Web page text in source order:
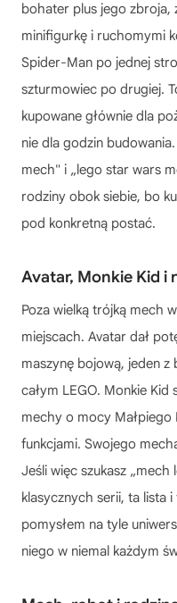
bohater plus jego zbroja,
minifigurkę i ruchomymi
Spider-Man po jednej
szturmowiec po drugiej.
kupowane głównie dla
nie dla godzin
mech" i „lego star wars
rodziny obok siebie, bo
pod konkretną postać.
Avatar, Monkie Kid i
Poza wielką trójką mech
miejscach. Avatar dał
maszynę bojową, jeden z
całym LEGO. Monkie
mechy o mocy Małpiego
funkcjami. Swojego
Jeśli więc szukasz
klasycznych serii, ta lista
pomysłem na tyle
niego w niemal każdym